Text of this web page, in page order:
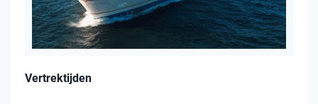
Vertrektijden